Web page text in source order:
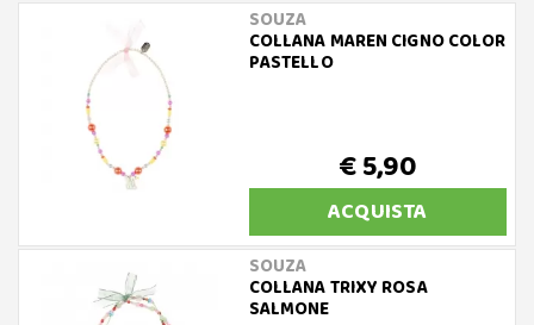
SOUZA
COLLANA MAREN CIGNO COLOR
PASTELLO
€ 5,90
ACQUISTA
SOUZA
COLLANA TRIXY ROSA
SALMONE